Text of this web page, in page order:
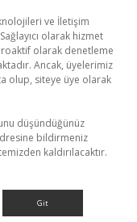
ve İletişim
olarak hizmet
olarak denetleme
Ancak, üyelerimiz
olup, siteye üye olarak
düşündüğünüz
bildirmeniz
kaldırılacaktır.